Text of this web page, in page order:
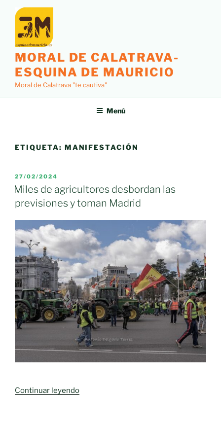
contenido
MORAL DE CALATRAVA-
ESQUINA DE MAURICIO
Moral de Calatrava "te cautiva"
Menú
ETIQUETA: MANIFESTACIÓN
PUBLICADO
EL
27/02/2024
Miles de agricultores desbordan las
previsiones y toman Madrid
Continuar leyendo«Miles